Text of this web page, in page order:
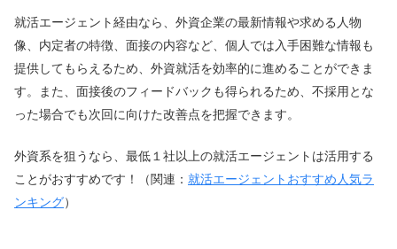
就活エージェント経由なら、外資企業の最新情報や求める人物
像、内定者の特徴、面接の内容など、個人では入手困難な情報も
提供してもらえるため、外資就活を効率的に進めることができま
す。また、面接後のフィードバックも得られるため、不採用とな
った場合でも次回に向けた改善点を把握できます。
外資系を狙うなら、最低１社以上の就活エージェントは活用する
ことがおすすめです！（関連： 就活エージェントおすすめ人気ラ
ンキング）